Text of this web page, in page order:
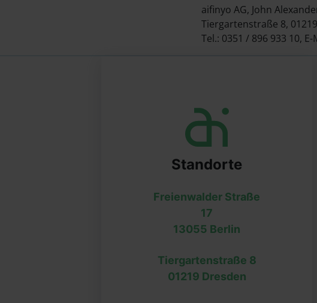
aifinyo AG, John
Tiergartenstraße 8,
Tel.: 0351 / 896 933 10, E-
Standorte
Freienwalder Straße
17
13055 Berlin
Tiergartenstraße 8
01219 Dresden